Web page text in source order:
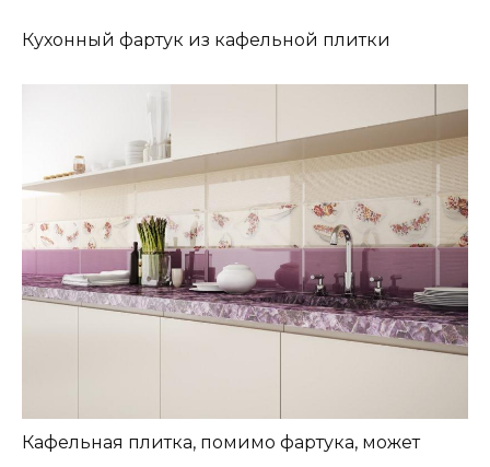
Кухонный фартук из кафельной плитки
Кафельная плитка, помимо фартука, может